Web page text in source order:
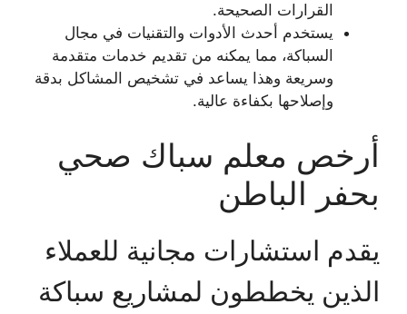
القرارات الصحيحة.
يستخدم أحدث الأدوات والتقنيات في مجال
السباكة، مما يمكنه من تقديم خدمات متقدمة
وسريعة وهذا يساعد في تشخيص المشاكل بدقة
وإصلاحها بكفاءة عالية.
أرخص معلم سباك صحي
بحفر الباطن
يقدم استشارات مجانية للعملاء
الذين يخططون لمشاريع سباكة